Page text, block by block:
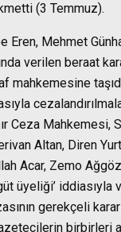
(3 Temmuz).
Eren, Mehmet
verilen beraat
mahkemesine
Ceza Mahkemesi,
Altan, Diren
Acar, Zemo
üyeliği’ iddiasıyla
gerekçeli
birbirleri